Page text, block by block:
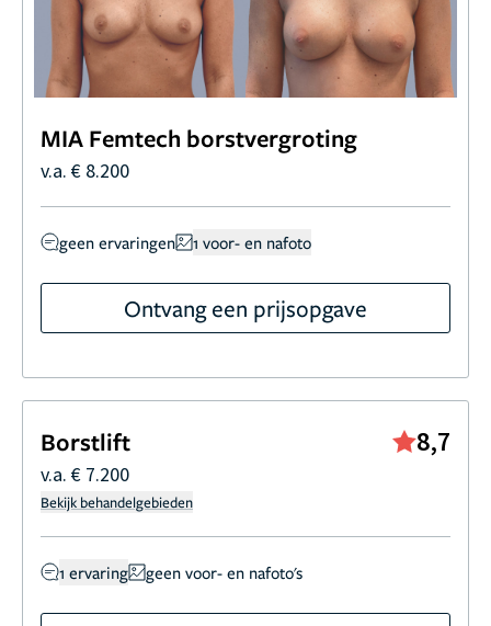
MIA Femtech borstvergroting
v.a. € 8.200
geen ervaringen 1 voor- en nafoto
Ontvang een prijsopgave
Borstlift 8,7
v.a. € 7.200
Bekijk behandelgebieden
1 ervaring geen voor- en nafoto's